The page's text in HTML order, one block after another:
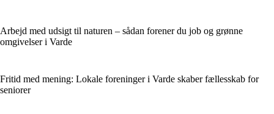
Arbejd med udsigt til naturen – sådan forener du job og grønne
omgivelser i Varde
Fritid med mening: Lokale foreninger i Varde skaber fællesskab for
seniorer